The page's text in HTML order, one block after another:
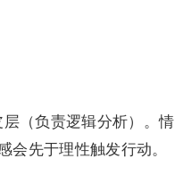
（负责逻辑分析）。情
会先于理性触发行动。